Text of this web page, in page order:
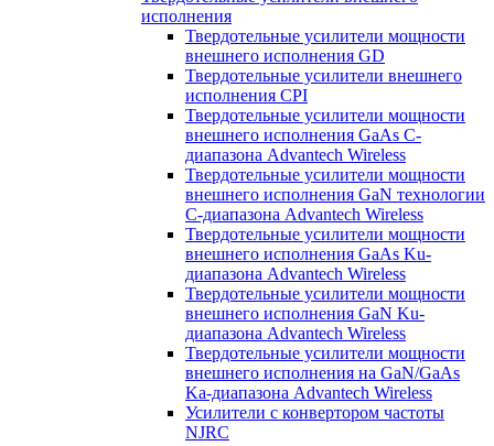
исполнения
Твердотельные усилители мощности
внешнего исполнения GD
Твердотельные усилители внешнего
исполнения CPI
Твердотельные усилители мощности
внешнего исполнения GaAs С-
диапазона Advantech Wireless
Твердотельные усилители мощности
внешнего исполнения GaN технологии
С-диапазона Advantech Wireless
Твердотельные усилители мощности
внешнего исполнения GaAs Ku-
диапазона Advantech Wireless
Твердотельные усилители мощности
внешнего исполнения GaN Ku-
диапазона Advantech Wireless
Твердотельные усилители мощности
внешнего исполнения на GaN/GaAs
Ka-диапазона Advantech Wireless
Усилители с конвертором чаcтоты
NJRC